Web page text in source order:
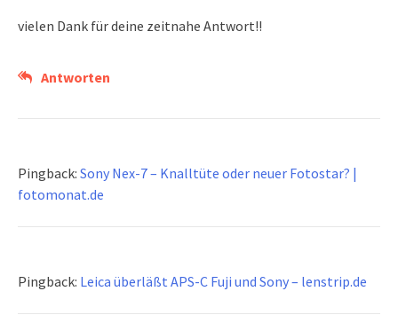
vielen Dank für deine zeitnahe Antwort!!
Antworten
Pingback: Sony Nex-7 – Knalltüte oder neuer Fotostar? |
fotomonat.de
Pingback: Leica überläßt APS-C Fuji und Sony – lenstrip.de